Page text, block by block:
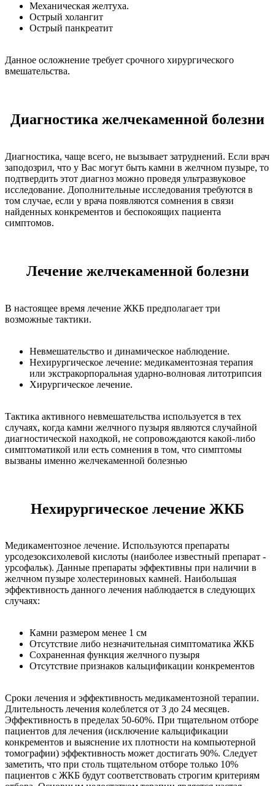
Механическая желтуха.
Острый холангит
Острый панкреатит
Данное осложнение требует срочного хирургического
вмешательства.
Диагностика желчекаменной болезни
Диагностика, чаще всего, не вызывает затруднений. Если врач
заподозрил, что у Вас могут быть камни в желчном пузыре, то
подтвердить этот диагноз можно проведя ультразвуковое
исследование. Дополнительные исследования требуются в
том случае, если у врача появляются сомнения в связи
найденных конкрементов и беспокоящих пациента
симптомов.
Лечение желчекаменной болезни
В настоящее время лечение ЖКБ предполагает три
возможные тактики.
Невмешательство и динамическое наблюдение.
Нехирургическое лечение: медикаментозная терапия
или экстракорпоральная ударно-волновая литотрипсия
Хирургическое лечение.
Тактика активного невмешательства используется в тех
случаях, когда камни желчного пузыря являются случайной
диагностической находкой, не сопровождаются какой-либо
симптоматикой или есть сомнения в том, что симптомы
вызваны именно желчекаменной болезнью
Нехирургическое лечение ЖКБ
Медикаментозное лечение. Используются препараты
урсодезоксихолевой кислоты (наиболее известный препарат -
урсофальк). Данные препараты эффективны при наличии в
желчном пузыре холестериновых камней. Наибольшая
эффективность данного лечения наблюдается в следующих
случаях:
Камни размером менее 1 см
Отсутствие либо незначительная симптоматика ЖКБ
Сохраненная функция желчного пузыря
Отсутствие признаков кальцификации конкрементов
Сроки лечения и эффективность медикаментозной терапии.
Длительность лечения колеблется от 3 до 24 месяцев.
Эффективность в пределах 50-60%. При тщательном отборе
пациентов для лечения (исключение кальцификации
конкрементов и выяснение их плотности на компьютерной
томографии) эффективность может достигать 90%. Следует
заметить, что при столь тщательном отборе только 10%
пациентов с ЖКБ будут соответствовать строгим критериям